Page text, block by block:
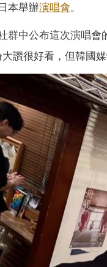
本舉辦演唱會。
群中公布這次演唱
讚很好看，但韓國